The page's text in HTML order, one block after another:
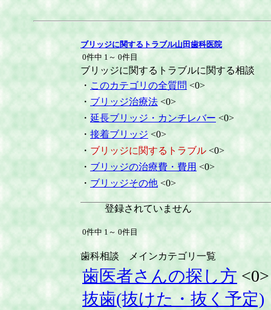
ブリッジに関するトラブル山田歯科医院
0件中 1～ 0件目
ブリッジに関するトラブルに関する相談
・ このカテゴリの全質問 <0>
・ ブリッジ治療法 <0>
・ 延長ブリッジ・カンチレバー <0>
・ 接着ブリッジ <0>
・ ブリッジに関するトラブル <0>
・ ブリッジの治療費・費用 <0>
・ ブリッジその他 <0>
登録されていません
0件中 1～ 0件目
歯科相談 メインカテゴリ一覧
歯医者さんの探し方 <0>
抜歯(抜けた・抜く予定)